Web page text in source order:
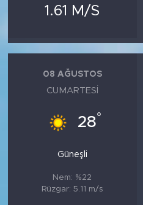
1.61 M/S
08 AĞUSTOS
CUMARTESI
28°
Güneşli
Nem: %22
Rüzgar: 5.11 m/s